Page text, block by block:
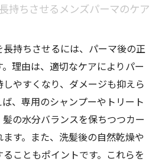
持ちさせるメンズパーマのケア
持ちさせるには、パーマ後の正
理由は、適切なケアによりパー
やすくなり、ダメージも抑えら
、専用のシャンプーやトリート
の水分バランスを保ちつつカー
す。また、洗髪後の自然乾燥や
こともポイントです。これらを